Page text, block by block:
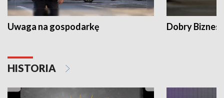
Uwaga na gospodarkę Dobry Biznes
HISTORIA